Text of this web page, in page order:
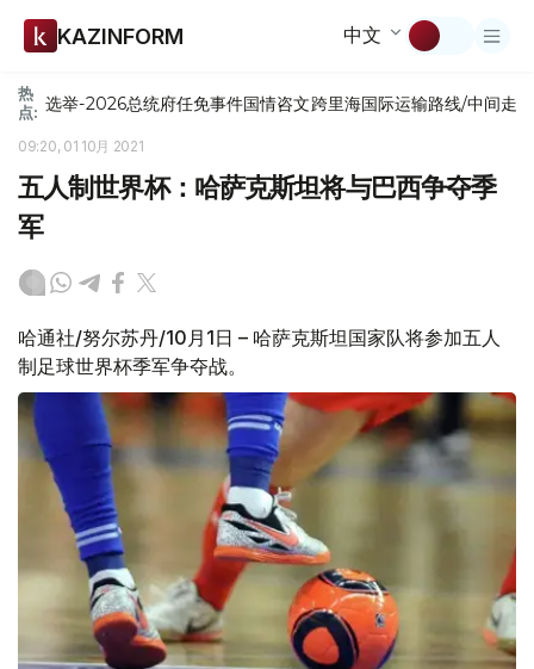
KAZINFORM 中文
热
点: 选举-2026总统府任免事件国情咨文跨里海国际运输路线/中间走廊
09:20, 01 10月 2021
五人制世界杯：哈萨克斯坦将与巴西争夺季
军
哈通社/努尔苏丹/10月1日 – 哈萨克斯坦国家队将参加五人
制足球世界杯季军争夺战。